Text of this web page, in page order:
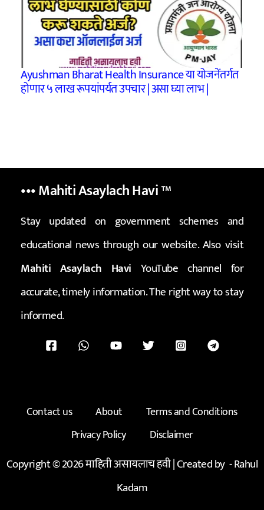
Ayushman Bharat Health Insurance या योजनेंतर्गत
होणार ५ लाख रूपयांपर्यत उपचार | असा घ्या लाभ |
••• Mahiti Asaylach Havi™
Stay updated on government schemes and
educational news through our website. Also visit
Mahiti Asaylach Havi YouTube channel for
accurate, timely information. The right way to stay
informed.
Contact us About
Terms and Conditions
Privacy Policy
Disclaimer
Copyright © 2026 माहिती असायलाच हवी | Created by -Rahul
Kadam